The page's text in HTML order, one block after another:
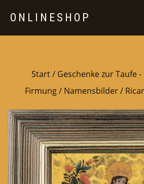
ONLINESHOP
Start/ Geschenke zur Taufe
Firmung/ Namensbilder/